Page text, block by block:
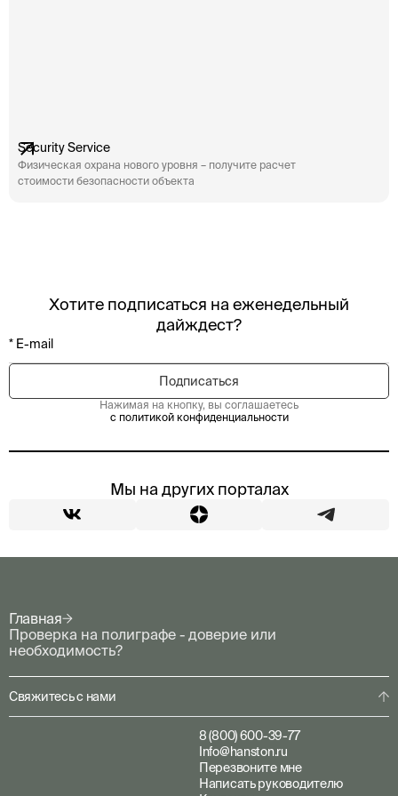
Security Service
Физическая охрана нового уровня – получите расчет
стоимости безопасности объекта
Хотите подписаться на еженедельный
дайждест?
Нажимая на кнопку, вы соглашаетесь
с политикой конфиденциальности
Мы на других порталах
Главная
Проверка на полиграфе - доверие или
необходимость?
Свяжитесь с нами
8 (800) 600-39-77
Info@hanston.ru
Перезвоните мне
Написать руководителю